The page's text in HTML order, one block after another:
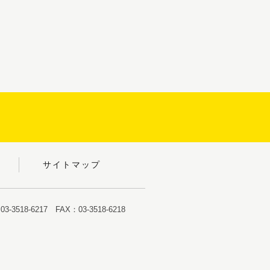
サイトマップ
3518-6217 FAX：03-3518-6218